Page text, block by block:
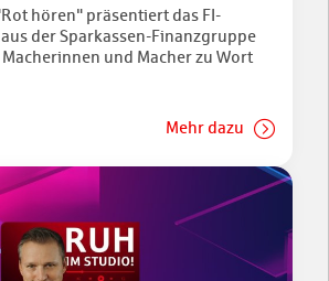
hören" präsentiert das FI-
der Sparkassen-Finanzgruppe
und Macher zu Wort
Mehr dazu